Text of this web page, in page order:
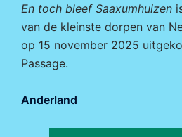
En toch bleef Saaxumhuizen
van de kleinste dorpen van
op 15 november 2025
Passage.
Anderland